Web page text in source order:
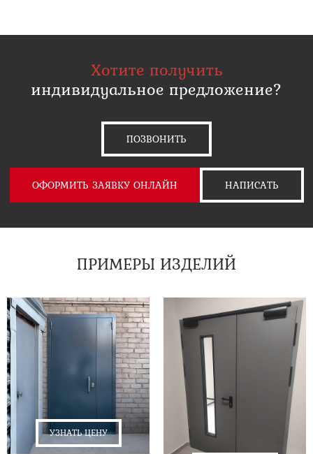
Хотите получить
индивидуальное предложение?
ПОЗВОНИТЬ
ОФОРМИТЬ ЗАЯВКУ ОНЛАЙН НАПИСАТЬ
ПРИМЕРЫ ИЗДЕЛИЙ
УЗНАТЬ ЦЕНУ